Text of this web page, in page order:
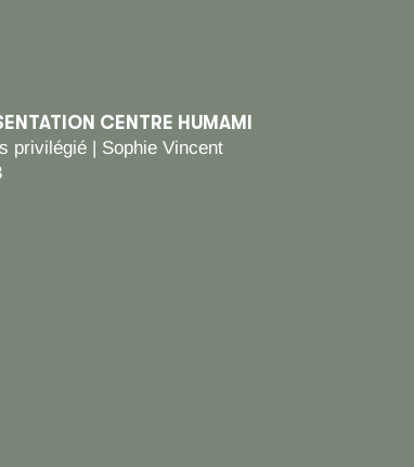
CENTRE HUMAMI
privilégié | Sophie Vincent